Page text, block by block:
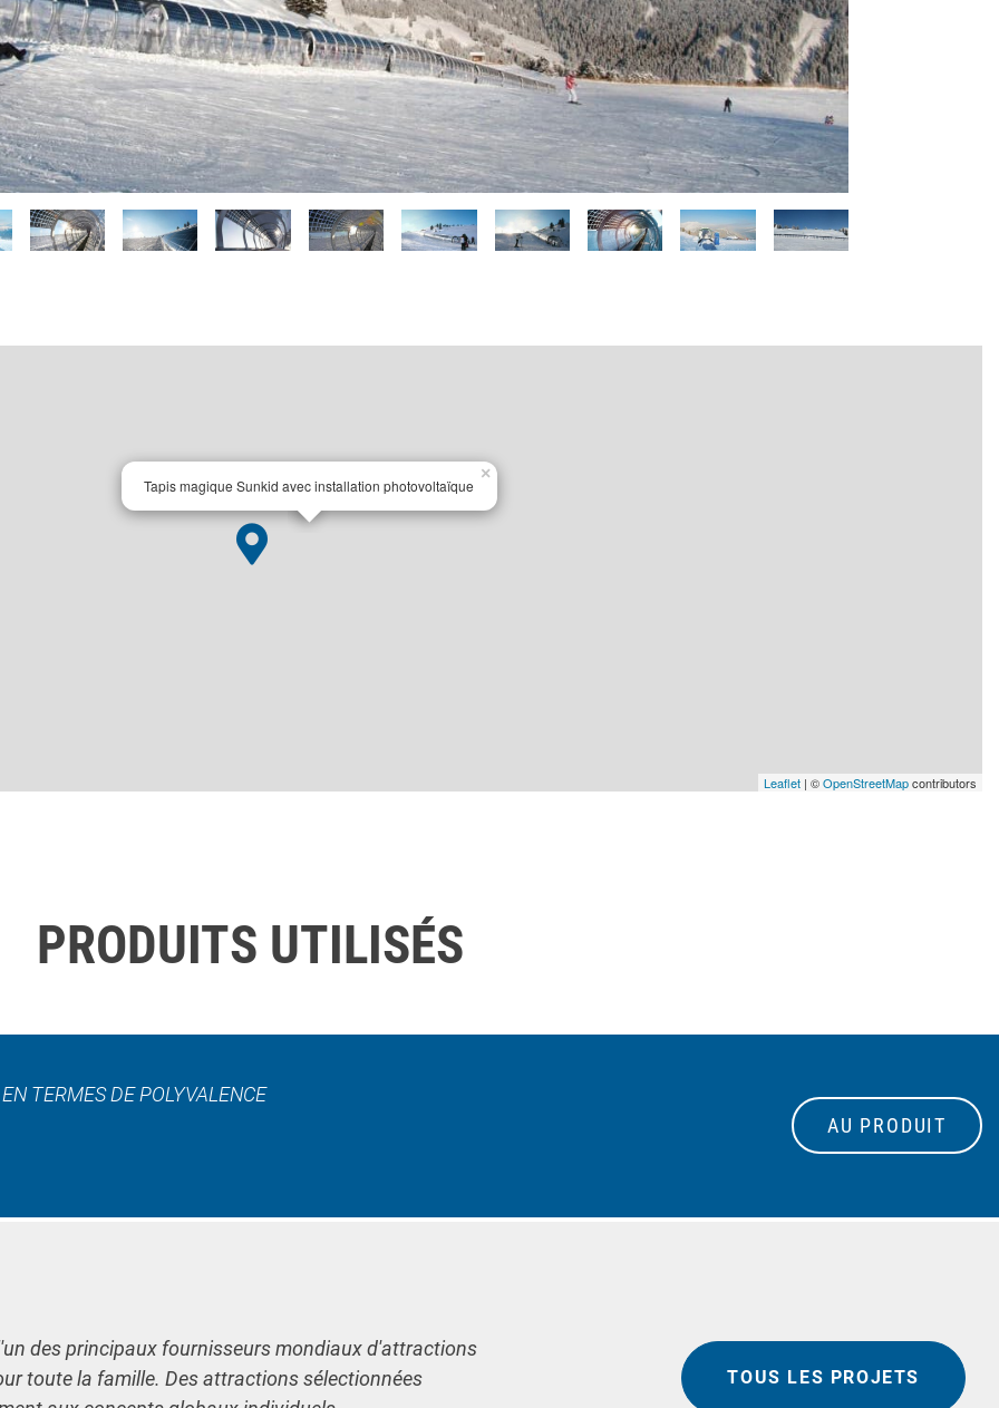
Tapis magique Sunkid avec installation photovoltaïque
×
Leaflet | ©OpenStreetMapcontributors
PRODUITS UTILISÉS
TERMES DE POLYVALENCE
AU PRODUIT
des principaux fournisseurs mondiaux d'attractions
toute la famille. Des attractions sélectionnées
TOUS LES PROJETS